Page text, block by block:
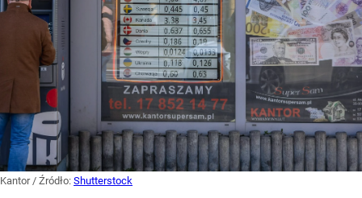
Kantor / Źródło: Shutterstock